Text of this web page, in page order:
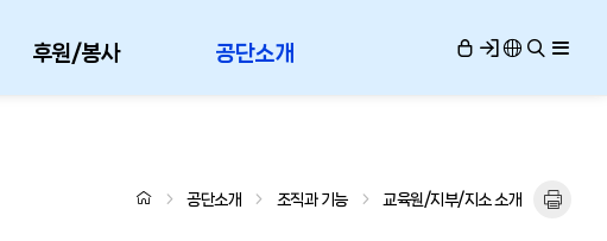
후원/봉사 공단소개
공단소개 조직과 기능 교육원/지부/지소 소개